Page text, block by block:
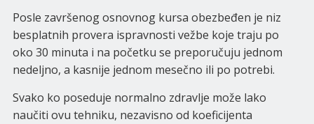
Posle završenog osnovnog kursa obezbeđen je niz
besplatnih provera ispravnosti vežbe koje traju po
oko 30 minuta i na početku se preporučuju jednom
nedeljno, a kasnije jednom mesečno ili po potrebi.
Svako ko poseduje normalno zdravlje može lako
naučiti ovu tehniku, nezavisno od koeficijenta